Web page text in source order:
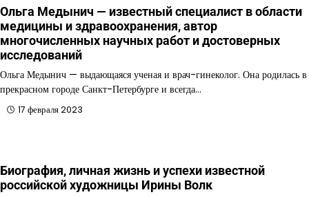
Ольга Медынич — известный специалист в области
медицины и здравоохранения, автор
многочисленных научных работ и достоверных
исследований
Ольга Медынич — выдающаяся ученая и врач-гинеколог. Она родилась в
прекрасном городе Санкт-Петербурге и всегда…
17 февраля 2023
Биография, личная жизнь и успехи известной
российской художницы Ирины Волк